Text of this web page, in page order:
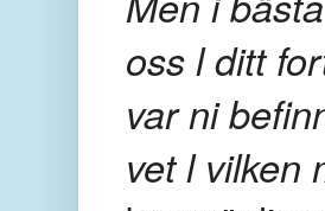
oss l ditt
var ni
vet l vilken